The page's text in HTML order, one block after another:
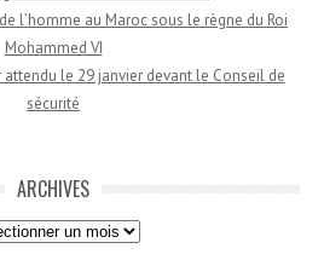
l’homme au Maroc sous le règne du Roi
Mohammed VI
attendu le 29 janvier devant le Conseil de
sécurité
ARCHIVES